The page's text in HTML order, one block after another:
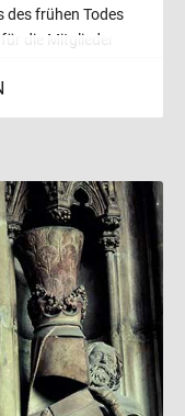
des frühen Todes
die Mitglieder
regelt – immer
– dessen
Beispiel an, dass
steckhen auf den
Kerczen“. Das
verpflichtet,
und
grab“ zu singen.
für sein ewiges